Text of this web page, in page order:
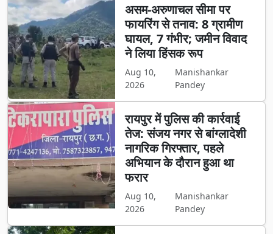
असम-अरुणाचल सीमा पर
फायरिंग से तनाव: 8 ग्रामीण
घायल, 7 गंभीर; जमीन विवाद
ने लिया हिंसक रूप
Aug 10,
2026
Manishankar
Pandey
रायपुर में पुलिस की कार्रवाई
तेज: संजय नगर से बांग्लादेशी
नागरिक गिरफ्तार, पहले
अभियान के दौरान हुआ था
फरार
Aug 10,
2026
Manishankar
Pandey